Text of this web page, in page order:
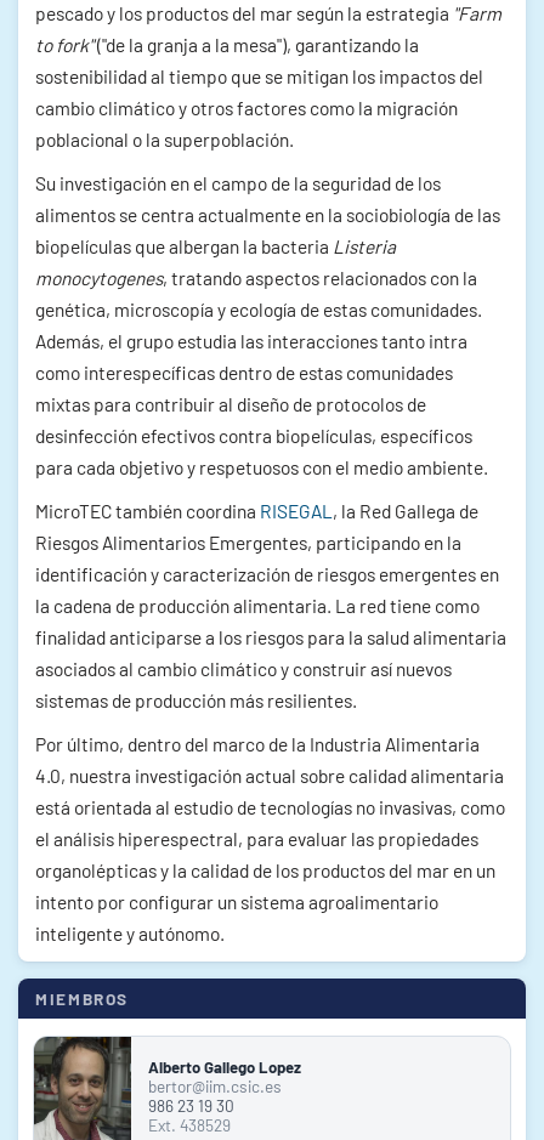
pescado y los productos del mar según la estrategia "Farm
to fork"("de la granja a la mesa"), garantizando la
sostenibilidad al tiempo que se mitigan los impactos del
cambio climático y otros factores como la migración
poblacional o la superpoblación.
Su investigación en el campo de la seguridad de los
alimentos se centra actualmente en la sociobiología de las
biopelículas que albergan la bacteria Listeria
monocytogenes, tratando aspectos relacionados con la
genética, microscopía y ecología de estas comunidades.
Además, el grupo estudia las interacciones tanto intra
como interespecíficas dentro de estas comunidades
mixtas para contribuir al diseño de protocolos de
desinfección efectivos contra biopelículas, específicos
para cada objetivo y respetuosos con el medio ambiente.
MicroTEC también coordina RISEGAL , la Red Gallega de
Riesgos Alimentarios Emergentes, participando en la
identificación y caracterización de riesgos emergentes en
la cadena de producción alimentaria. La red tiene como
finalidad anticiparse a los riesgos para la salud alimentaria
asociados al cambio climático y construir así nuevos
sistemas de producción más resilientes.
Por último, dentro del marco de la Industria Alimentaria
4.0, nuestra investigación actual sobre calidad alimentaria
está orientada al estudio de tecnologías no invasivas, como
el análisis hiperespectral, para evaluar las propiedades
organolépticas y la calidad de los productos del mar en un
intento por configurar un sistema agroalimentario
inteligente y autónomo.
MIEMBROS
Alberto Gallego Lopez
bertor@iim.csic.es
986 23 19 30
Ext. 438529